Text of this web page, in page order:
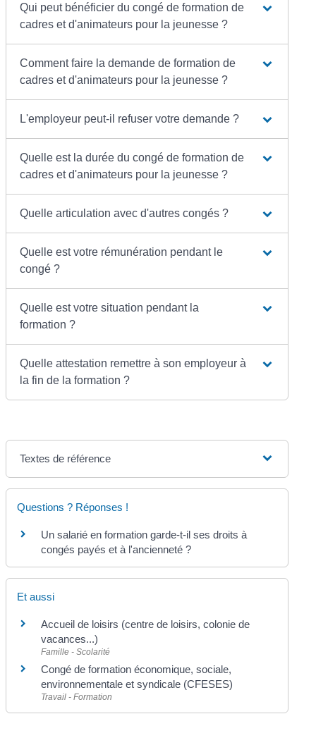
Qui peut bénéficier du congé de formation de
cadres et d'animateurs pour la jeunesse ?
Comment faire la demande de formation de
cadres et d'animateurs pour la jeunesse ?
L'employeur peut-il refuser votre demande ?
Quelle est la durée du congé de formation de
cadres et d'animateurs pour la jeunesse ?
Quelle articulation avec d'autres congés ?
Quelle est votre rémunération pendant le
congé ?
Quelle est votre situation pendant la
formation ?
Quelle attestation remettre à son employeur à
la fin de la formation ?
Textes de référence
Questions ? Réponses !
Un salarié en formation garde-t-il ses droits à
congés payés et à l'ancienneté ?
Et aussi
Accueil de loisirs (centre de loisirs, colonie de
vacances...)
Famille - Scolarité
Congé de formation économique, sociale,
environnementale et syndicale (CFESES)
Travail - Formation